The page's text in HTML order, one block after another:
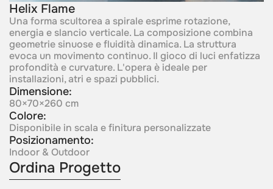
Helix Flame
Una forma scultorea a spirale esprime rotazione,
energia e slancio verticale. La composizione combina
geometrie sinuose e fluidità dinamica. La struttura
evoca un movimento continuo. Il gioco di luci enfatizza
profondità e curvature. L'opera è ideale per
installazioni, atri e spazi pubblici.
Dimensione:
80×70×260 cm
Colore:
Disponibile in scala e finitura personalizzate
Posizionamento:
Indoor & Outdoor
Ordina Progetto